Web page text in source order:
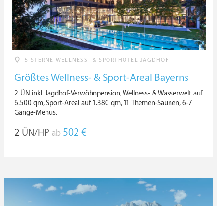
5-STERNE WELLNESS- & SPORTHOTEL JAGDHOF
Größtes Wellness- & Sport-Areal Bayerns
2 ÜN inkl. Jagdhof-Verwöhnpension, Wellness- & Wasserwelt auf
6.500 qm, Sport-Areal auf 1.380 qm, 11 Themen-Saunen, 6-7
Gänge-Menüs.
2 ÜN/HP ab 502 €